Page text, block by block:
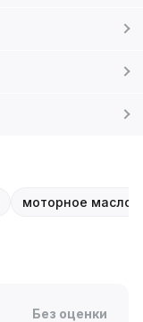
моторное масло
Без оценки